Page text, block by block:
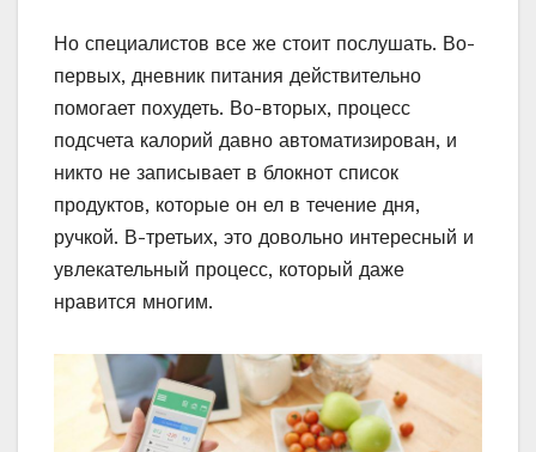
Но специалистов все же стоит послушать. Во-
первых, дневник питания действительно
помогает похудеть. Во-вторых, процесс
подсчета калорий давно автоматизирован, и
никто не записывает в блокнот список
продуктов, которые он ел в течение дня,
ручкой. В-третьих, это довольно интересный и
увлекательный процесс, который даже
нравится многим.